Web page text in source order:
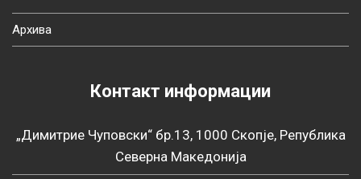
Архива
Контакт информации
„Димитрие Чуповски“ бр.13, 1000 Скопје, Република
Северна Македонија